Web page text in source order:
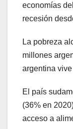
economías
recesión
La pobreza
millones
argentina
El país
(36% en
acceso a